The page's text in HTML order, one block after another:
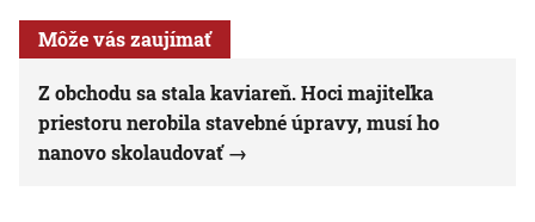
Môže vás zaujímať
Z obchodu sa stala kaviareň. Hoci majiteľka
priestoru nerobila stavebné úpravy, musí ho
nanovo skolaudovať